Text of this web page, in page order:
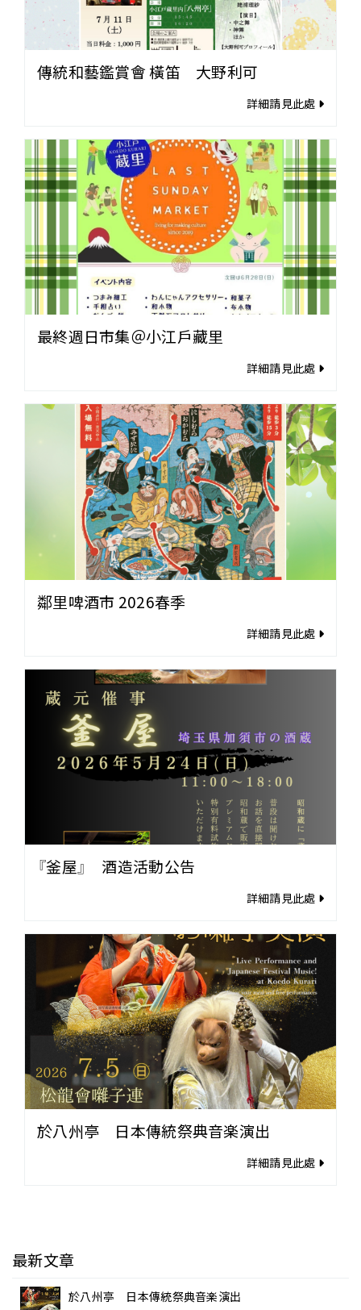
傳統和藝鑑賞會 橫笛 大野利可
詳細請見此處
最終週日市集＠小江戶藏里
詳細請見此處
鄰里啤酒市 2026春季
詳細請見此處
『釜屋』 酒造活動公告
詳細請見此處
於八州亭 日本傳統祭典音楽演出
詳細請見此處
最新文章
於八州亭 日本傳統祭典音楽演出